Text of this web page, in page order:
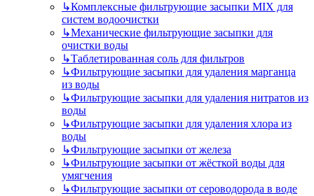
↳Комплексные фильтрующие засыпки MIX для
систем водоочистки
↳Механические фильтрующие засыпки для
очистки воды
↳Таблетированная соль для фильтров
↳Фильтрующие засыпки для удаления марганца
из воды
↳Фильтрующие засыпки для удаления нитратов из
воды
↳Фильтрующие засыпки для удаления хлора из
воды
↳Фильтрующие засыпки от железа
↳Фильтрующие засыпки от жёсткой воды для
умягчения
↳Фильтрующие засыпки от сероводорода в воде